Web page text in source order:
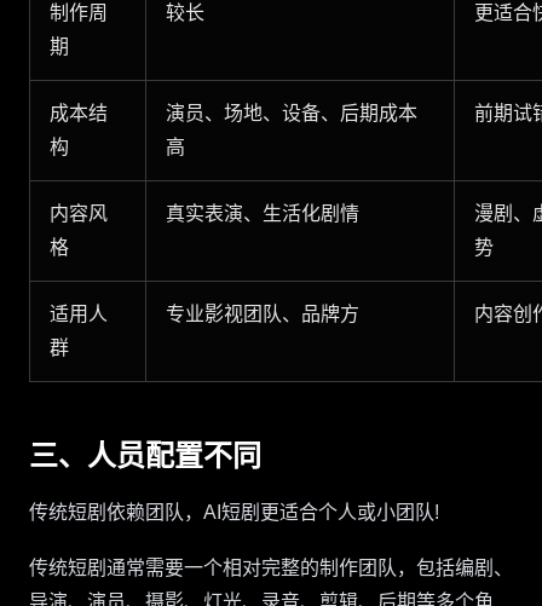
制作周
期
较长 更适合
成本结
构
演员、场地、设备、后期成本
高
前期试
内容风
格
真实表演、生活化剧情
漫剧、
势
适用人
群
专业影视团队、品牌方 内容创
三、人员配置不同
传统短剧依赖团队，AI短剧更适合个人或小团队!
传统短剧通常需要一个相对完整的制作团队，包括编剧、